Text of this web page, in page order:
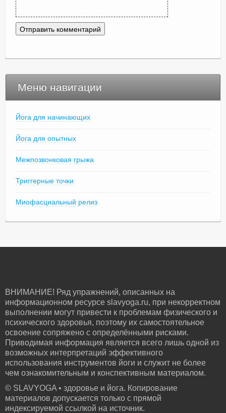
Меню навигации
Йога для начинающих
Йога для опытных
Межпозвонковая грыжа
Триггерные точки
Миофасциальный релиз
ВНИМАНИЕ! Ряд упражнений, описанных на
информационном ресурсе slavyoga.ru, при некорректном
выполнении могут привести к проблемам физического и
психического здоровья, поэтому их самостоятельное
освоение сопряжено с определёнными рисками.
Приводимая информация является всего лишь одной из
возможных интерпретаций эффективного
использования инструментов йоги и служит не более
чем ознакомительным и конспективным материалом.
© SLAVYOGA • здоровье и йога. Копирование
материалов допускается только с прямой
индексируемой ссылкой на источник.